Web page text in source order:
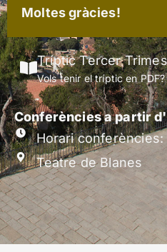
Moltes gràcies!
Tríptic Tercer
Vols tenir el tríptic en
Conferències a partir
Horari conferències:
Teatre de Blanes